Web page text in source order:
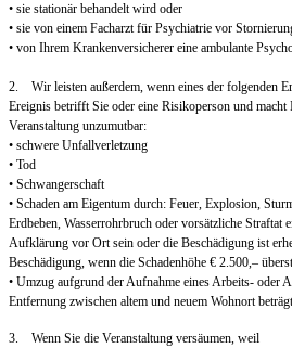
• sie stationär behandelt wird oder
• sie von einem Facharzt für Psychiatrie vor
• von Ihrem Krankenversicherer eine ambulante
2. Wir leisten außerdem, wenn eines der folgenden
Ereignis betrifft Sie oder eine Risikoperson und macht
Veranstaltung unzumutbar:
• schwere Unfallverletzung
• Tod
• Schwangerschaft
• Schaden am Eigentum durch: Feuer, Explosion,
Erdbeben, Wasserrohrbruch oder vorsätzliche Straftat
Aufklärung vor Ort sein oder die Beschädigung ist
Beschädigung, wenn die Schadenhöhe € 2.500,–
• Umzug aufgrund der Aufnahme eines Arbeits- oder
Entfernung zwischen altem und neuem Wohnort
3. Wenn Sie die Veranstaltung versäumen, weil